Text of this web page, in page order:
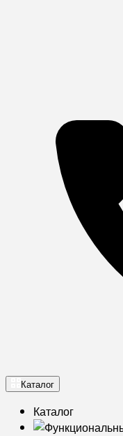
Каталог
Каталог